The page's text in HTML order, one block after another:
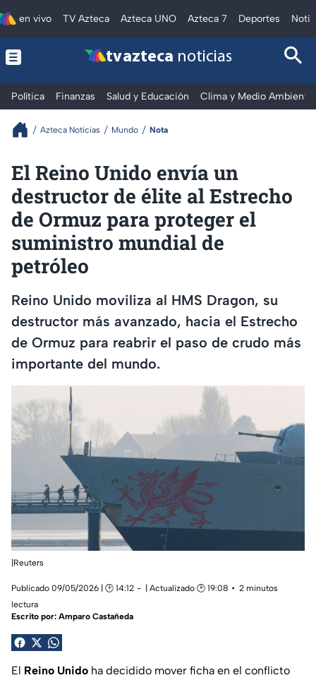
en vivo TV Azteca Azteca UNO Azteca 7 Deportes
tv azteca noticias
Política Finanzas Salud y Educación Clima y Medio Ambiente
Azteca Noticias Mundo Nota
El Reino Unido envía un
destructor de élite al Estrecho
de Ormuz para proteger el
suministro mundial de
petróleo
Reino Unido moviliza al HMS Dragon, su
destructor más avanzado, hacia el Estrecho
de Ormuz para reabrir el paso de crudo más
importante del mundo.
|Reuters
Publicado 09/05/2026 | 🕑 14:12 | Actualizado 🕑 19:08
2 minutos
lectura
Escrito por: Amparo Castañeda
El Reino Unido ha decidido mover ficha en el conflicto